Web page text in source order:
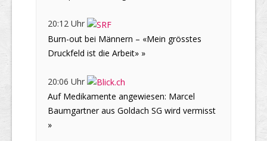
20:12 Uhr
Burn-out bei Männern – «Mein grösstes
Druckfeld ist die Arbeit» »
20:06 Uhr
Auf Medikamente angewiesen: Marcel
Baumgartner aus Goldach SG wird vermisst
»